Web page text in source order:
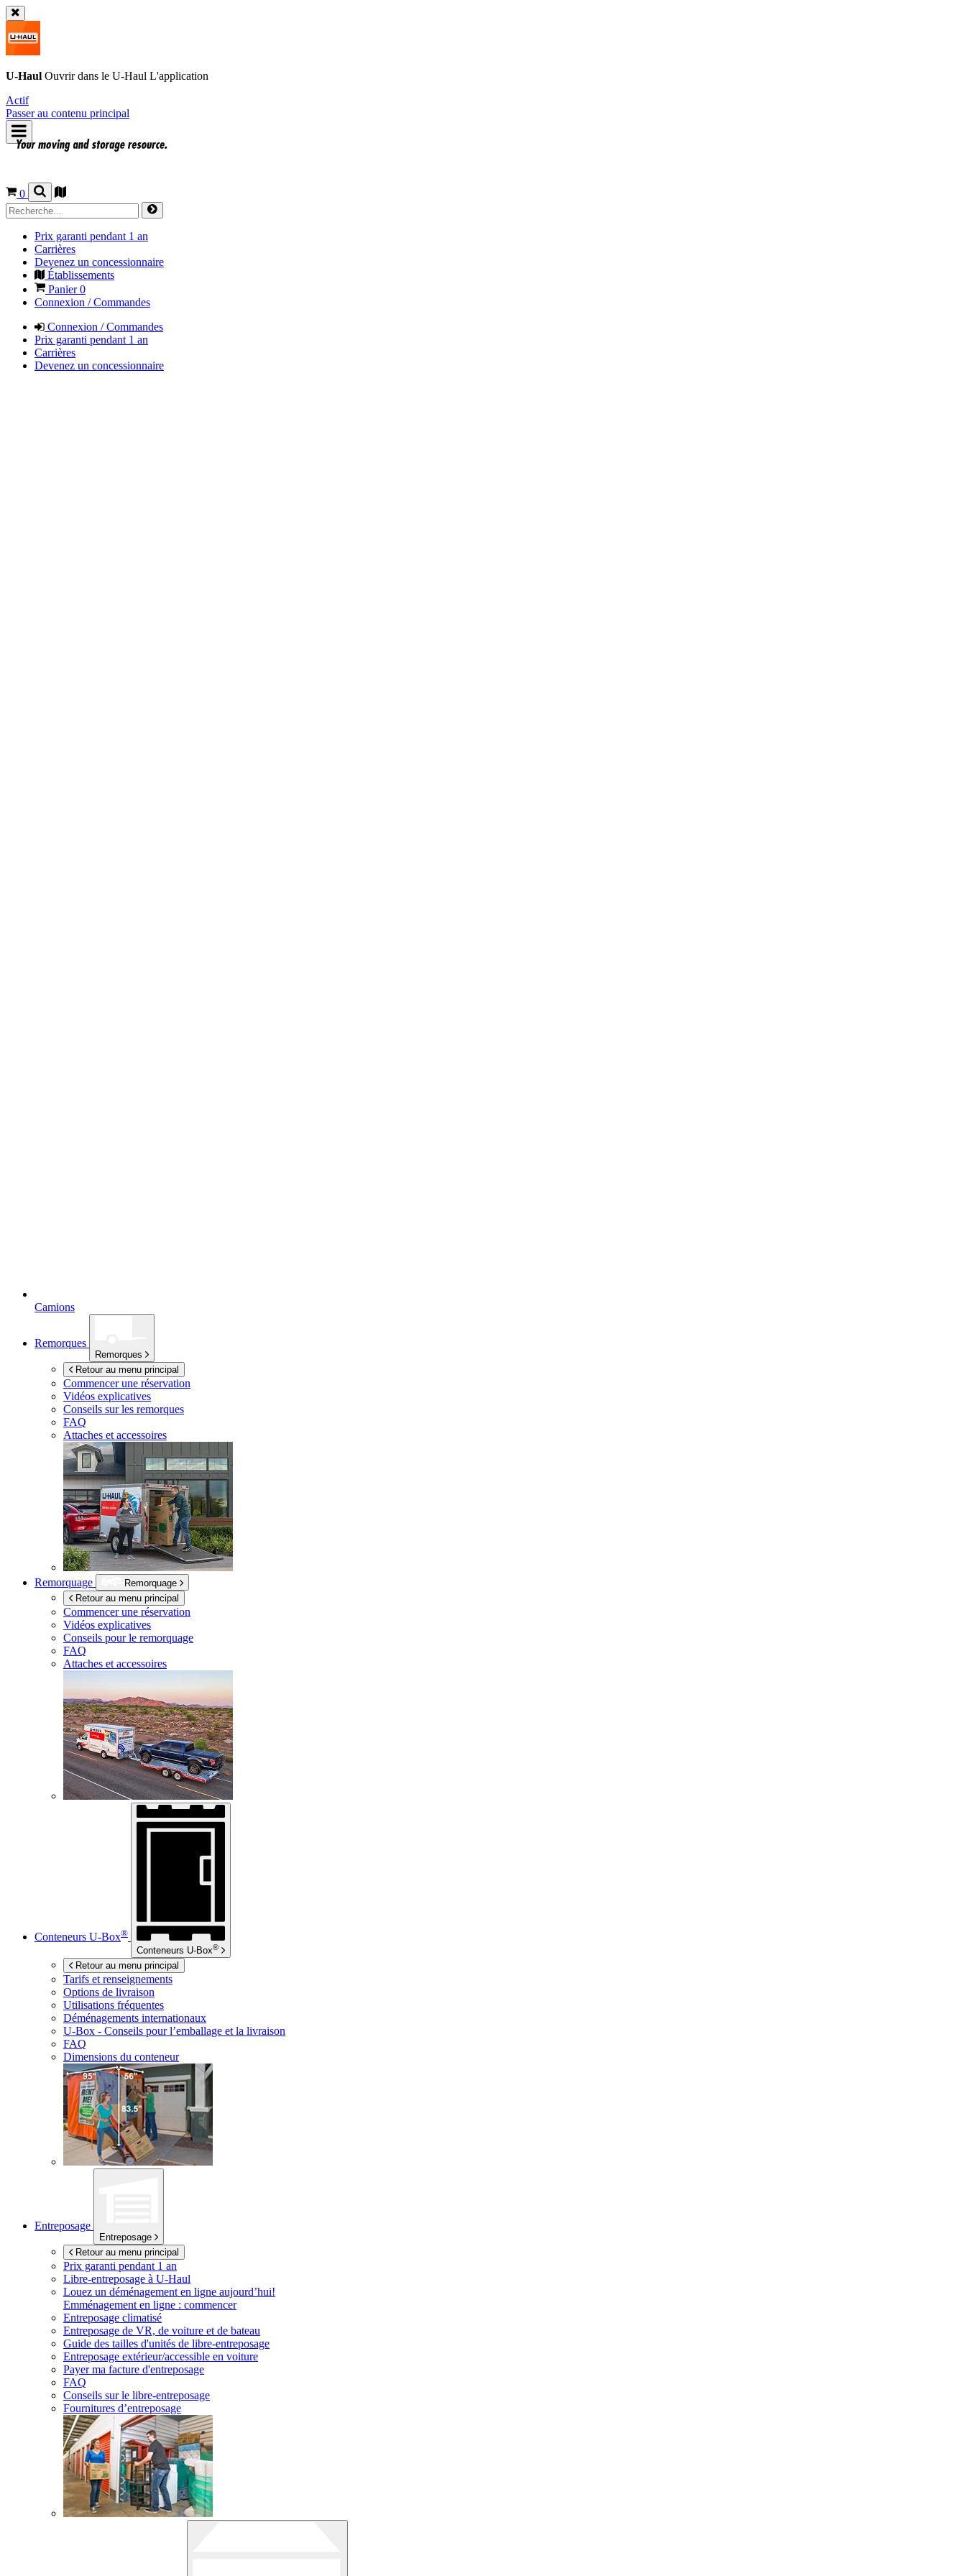
U-Haul Ouvrir dans le U-Haul L'application
Actif
Passer au contenu principal
0
Prix garanti pendant 1 an
Carrières
Devenez un concessionnaire
Établissements
Panier0
Connexion / Commandes
Connexion / Commandes
Prix garanti pendant 1 an
Carrières
Devenez un concessionnaire
Camions
Remorques
Remorques
Retour au menu principal
Commencer une réservation
Vidéos explicatives
Conseils sur les remorques
FAQ
Attaches et accessoires
Remorquage
Remorquage
Retour au menu principal
Commencer une réservation
Vidéos explicatives
Conseils pour le remorquage
FAQ
Attaches et accessoires
Conteneurs U-Box®
Conteneurs U-Box®
Retour au menu principal
Tarifs et renseignements
Options de livraison
Utilisations fréquentes
Déménagements internationaux
U-Box - Conseils pour l’emballage et la livraison
FAQ
Dimensions du conteneur
Entreposage
Entreposage
Retour au menu principal
Prix garanti pendant 1 an
Libre-entreposage à U-Haul
Louez un déménagement en ligne aujourd’hui!
Emménagement en ligne : commencer
Entreposage climatisé
Entreposage de VR, de voiture et de bateau
Guide des tailles d'unités de libre-entreposage
Entreposage extérieur/accessible en voiture
Payer ma facture d'entreposage
FAQ
Conseils sur le libre-entreposage
Fournitures d’entreposage